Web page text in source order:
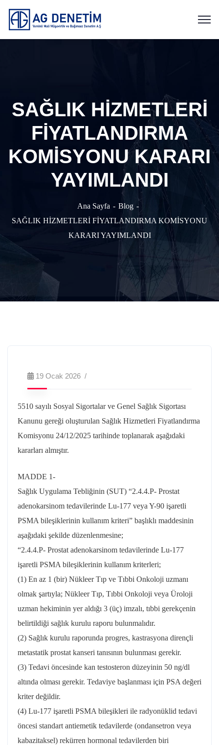
SAĞLIK HİZMETLERİ
FİYATLANDIRMA
KOMİSYONU KARARI
YAYIMLANDI
Ana Sayfa
Blog
SAĞLIK HİZMETLERİ FİYATLANDIRMA KOMİSYONU
KARARI YAYIMLANDI
19 Ocak 2026
5510 sayılı Sosyal Sigortalar ve Genel Sağlık Sigortası
Kanunu gereği oluşturulan Sağlık Hizmetleri Fiyatlandırma
Komisyonu 24/12/2025 tarihinde toplanarak aşağıdaki
kararları almıştır.
MADDE 1-
Sağlık Uygulama Tebliğinin (SUT) “2.4.4.P- Prostat
adenokarsinom tedavilerinde Lu-177 veya Y-90 işaretli
PSMA bileşiklerinin kullanım kriteri” başlıklı maddesinin
aşağıdaki şekilde düzenlenmesine;
“2.4.4.P- Prostat adenokarsinom tedavilerinde Lu-177
işaretli PSMA bileşiklerinin kullanım kriterleri;
(1) En az 1 (bir) Nükleer Tıp ve Tıbbi Onkoloji uzmanı
olmak şartıyla; Nükleer Tıp, Tıbbi Onkoloji veya Üroloji
uzman hekiminin yer aldığı 3 (üç) imzalı, tıbbi gerekçenin
belirtildiği sağlık kurulu raporu bulunmalıdır.
(2) Sağlık kurulu raporunda progres, kastrasyona dirençli
metastatik prostat kanseri tanısının bulunması gerekir.
(3) Tedavi öncesinde kan testosteron düzeyinin 50 ng/dl
altında olması gerekir. Tedaviye başlanması için PSA değeri
kriter değildir.
(4) Lu-177 işaretli PSMA bileşikleri ile radyonüklid tedavi
öncesi standart antiemetik tedavilerde (ondansetron veya
kabazitaksel) rekürren hormonal tedavilerden biri